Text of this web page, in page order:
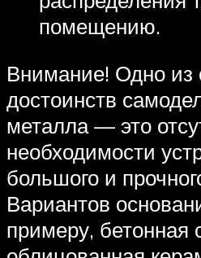
помещению.
Внимание! Одно
достоинств
металла — это
необходимости
большого и
Вариантов
примеру, бетонная